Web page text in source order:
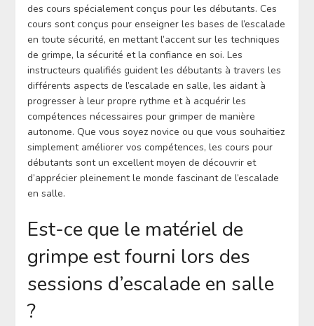
des cours spécialement conçus pour les débutants. Ces
cours sont conçus pour enseigner les bases de l’escalade
en toute sécurité, en mettant l’accent sur les techniques
de grimpe, la sécurité et la confiance en soi. Les
instructeurs qualifiés guident les débutants à travers les
différents aspects de l’escalade en salle, les aidant à
progresser à leur propre rythme et à acquérir les
compétences nécessaires pour grimper de manière
autonome. Que vous soyez novice ou que vous souhaitiez
simplement améliorer vos compétences, les cours pour
débutants sont un excellent moyen de découvrir et
d’apprécier pleinement le monde fascinant de l’escalade
en salle.
Est-ce que le matériel de
grimpe est fourni lors des
sessions d’escalade en salle
?